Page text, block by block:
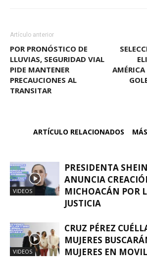
Artículo anterior
POR PRONÓSTICO DE
LLUVIAS, SEGURIDAD VIAL
PIDE MANTENER
PRECAUCIONES AL
TRANSITAR
ARTÍCULO RELACIONADOS
VIDEOS
PRESIDENTA
ANUNCIA
MICHOACÁN POR
JUSTICIA
VIDEOS
CRUZ PÉREZ
MUJERES
MUJERES EN